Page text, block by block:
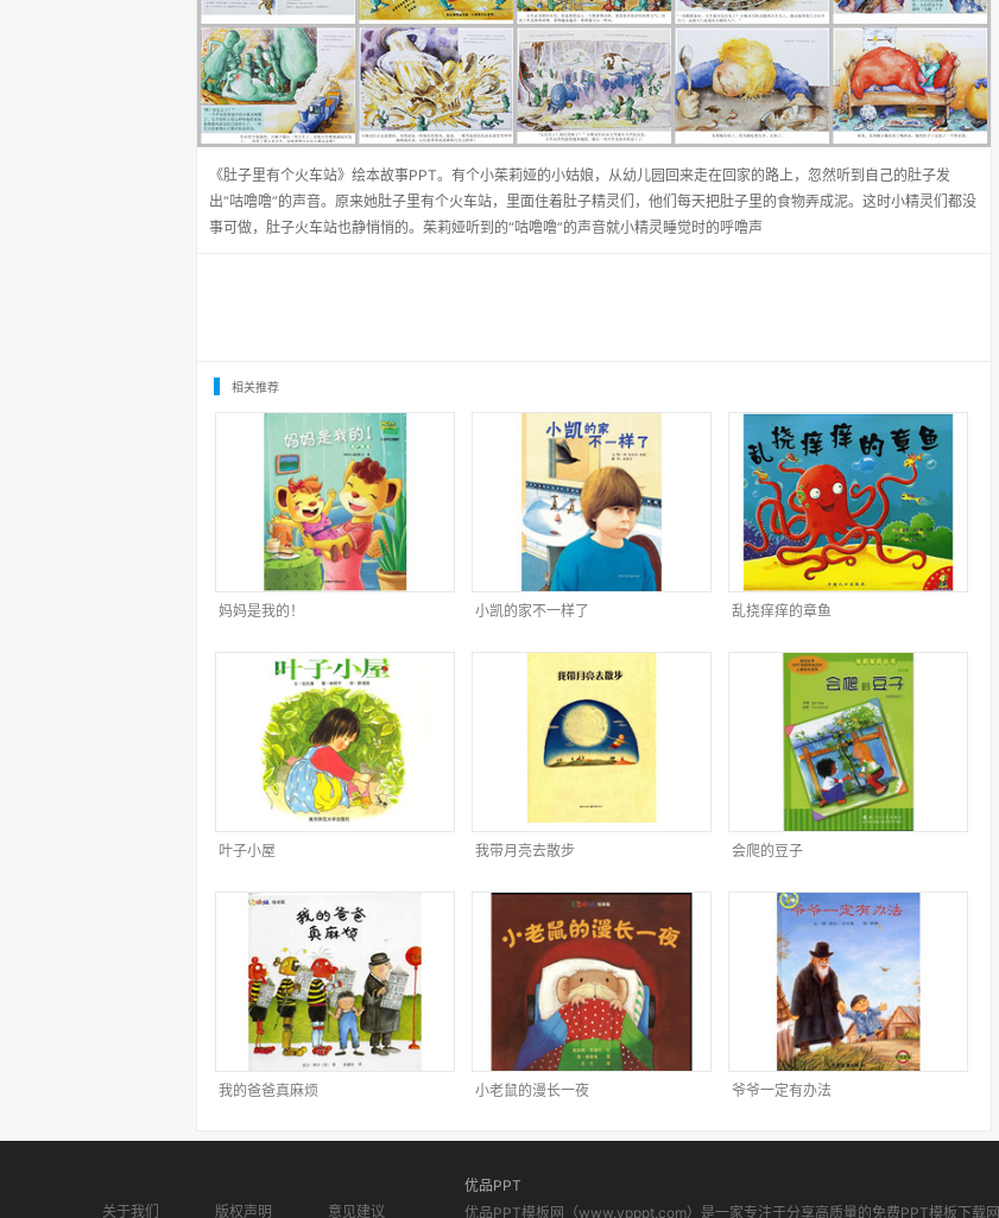
《肚子里有个火车站》绘本故事PPT。有个小茱莉娅的小姑娘，从幼儿园回来走在回家的路上，忽然听到自己的肚子发
出“咕噜噜”的声音。原来她肚子里有个火车站，里面住着肚子精灵们，他们每天把肚子里的食物弄成泥。这时小精灵们都没
事可做，肚子火车站也静悄悄的。茱莉娅听到的“咕噜噜”的声音就小精灵睡觉时的呼噜声
相关推荐
妈妈是我的！ 小凯的家不一样了 乱挠痒痒的章鱼
叶子小屋 我带月亮去散步 会爬的豆子
我的爸爸真麻烦 小老鼠的漫长一夜 爷爷一定有办法
关于我们 版权声明 意见建议
优品PPT
优品PPT模板网（www.ypppt.com）是一家专注于分享高质量的免费PPT模板下载网